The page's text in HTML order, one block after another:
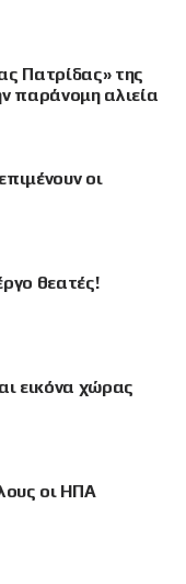
Πατρίδας» της
παράνομη αλιεία
οι
θεατές!
εικόνα χώρας
οι ΗΠΑ